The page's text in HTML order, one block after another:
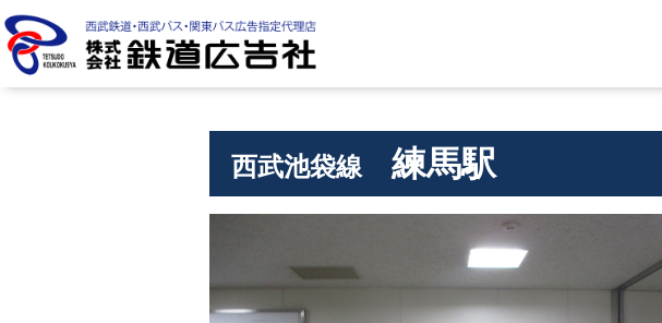
西武池袋線 練馬駅